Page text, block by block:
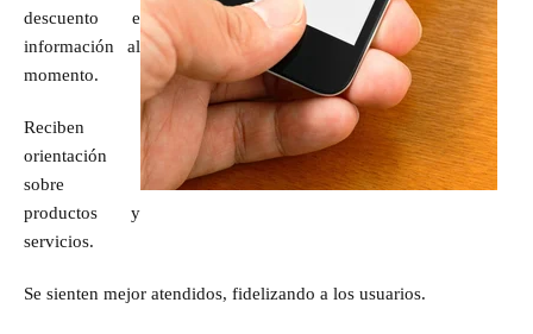
descuento e
información al
momento.
Reciben
orientación
sobre
productos y
servicios.
Se sienten mejor atendidos, fidelizando a los usuarios.